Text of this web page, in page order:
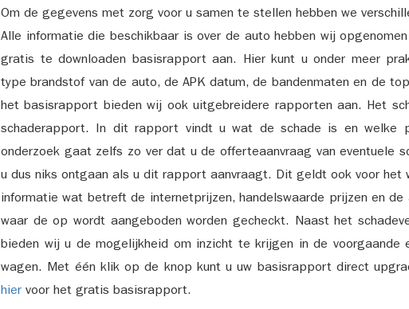
Om de gegevens met zorg voor u samen te stellen hebben we
Alle informatie die beschikbaar is over de auto hebben wij
gratis te downloaden basisrapport aan. Hier kunt u onder meer
type brandstof van de auto, de APK datum, de bandenmaten en de
het basisrapport bieden wij ook uitgebreidere rapporten aan. Het
schaderapport. In dit rapport vindt u wat de schade is en welke
onderzoek gaat zelfs zo ver dat u de offerteaanvraag van eventuele
u dus niks ontgaan als u dit rapport aanvraagt. Dit geldt ook voor
informatie wat betreft de internetprijzen, handelswaarde prijzen en
waar de op wordt aangeboden worden gecheckt. Naast het
bieden wij u de mogelijkheid om inzicht te krijgen in de voorgaande
wagen. Met één klik op de knop kunt u uw basisrapport direct
hier voor het gratis basisrapport.